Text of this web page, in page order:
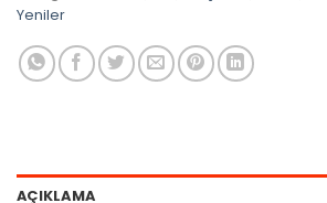
Yeniler
AÇIKLAMA